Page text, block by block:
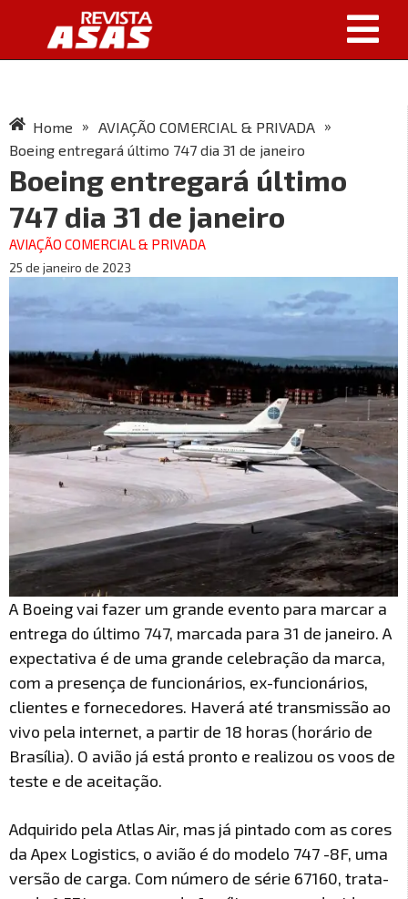
Home » AVIAÇÃO COMERCIAL & PRIVADA »
Boeing entregará último 747 dia 31 de janeiro
Boeing entregará último
747 dia 31 de janeiro
AVIAÇÃO COMERCIAL & PRIVADA
25 de janeiro de 2023
A Boeing vai fazer um grande evento para marcar a
entrega do último 747, marcada para 31 de janeiro. A
expectativa é de uma grande celebração da marca,
com a presença de funcionários, ex-funcionários,
clientes e fornecedores. Haverá até transmissão ao
vivo pela internet, a partir de 18 horas (horário de
Brasília). O avião já está pronto e realizou os voos de
teste e de aceitação.
Adquirido pela Atlas Air, mas já pintado com as cores
da Apex Logistics, o avião é do modelo 747 -8F, uma
versão de carga. Com número de série 67160, trata-